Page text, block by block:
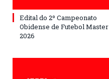
Edital do 2º Campeonato
Obidense de Futebol Master
2026